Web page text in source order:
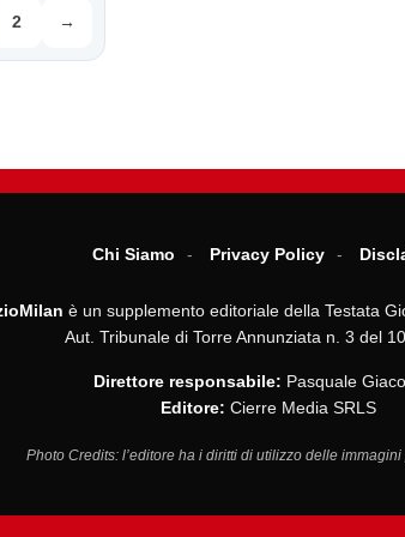
2 →
Chi Siamo Privacy Policy
è un supplemento editoriale della Testata
Aut. Tribunale di Torre Annunziata n. 3 del
Direttore responsabile: Pasquale
Editore: Cierre Media SRLS
Photo Credits: l’editore ha i diritti di utilizzo delle